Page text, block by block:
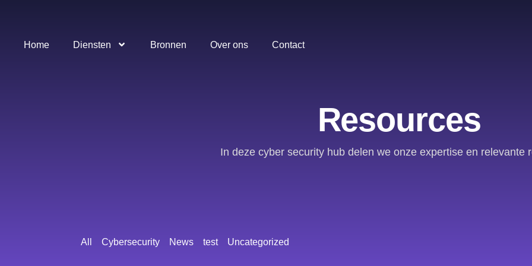
Home Diensten Bronnen Over ons Contact
Resources
In deze cyber security hub delen we onze expertise en relevante
Cybersecurity News test Uncategorized
All